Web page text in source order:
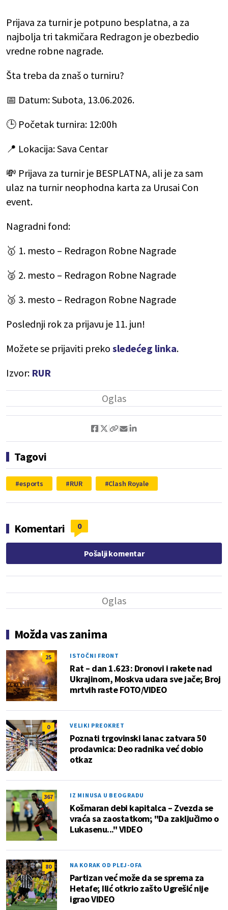
Prijava za turnir je potpuno besplatna, a za
najbolja tri takmičara Redragon je obezbedio
vredne robne nagrade.
Šta treba da znaš o turniru?
📅 Datum: Subota, 13.06.2026.
🕒 Početak turnira: 12:00h
📍 Lokacija: Sava Centar
💸 Prijava za turnir je BESPLATNA, ali je za sam
ulaz na turnir neophodna karta za Urusai Con
event.
Nagradni fond:
🥇 1. mesto – Redragon Robne Nagrade
🥈 2. mesto – Redragon Robne Nagrade
🥉 3. mesto – Redragon Robne Nagrade
Poslednji rok za prijavu je 11. jun!
Možete se prijaviti preko sledećeg linka.
Izvor: RUR
Tagovi
esports RUR Clash Royale
Komentari 0
Pošalji komentar
Možda vas zanima
25 ISTOČNI FRONT
Rat – dan 1.623: Dronovi i rakete nad
Ukrajinom, Moskva udara sve jače; Broj
mrtvih raste FOTO/VIDEO
0 VELIKI PREOKRET
Poznati trgovinski lanac zatvara 50
prodavnica: Deo radnika već dobio
otkaz
367 IZ MINUSA U BEOGRADU
Košmaran debi kapitalca – Zvezda se
vraća sa zaostatkom; "Da zaključimo o
Lukasenu..." VIDEO
80 NA KORAK OD PLEJ-OFA
Partizan već može da se sprema za
Hetafe; Ilić otkrio zašto Ugrešić nije
igrao VIDEO